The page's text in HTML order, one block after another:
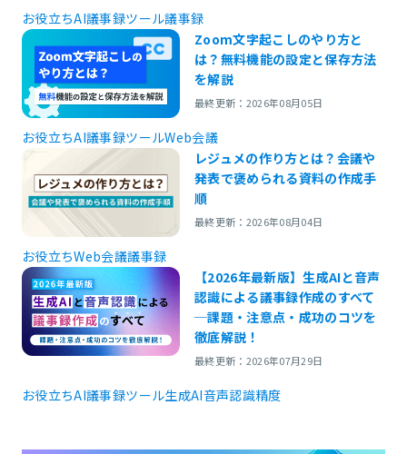
お役立ちAI議事録ツール議事録
Zoom文字起こしのやり方と
は？無料機能の設定と保存方法
を解説
最終更新：2026年08月05日
お役立ちAI議事録ツールWeb会議
レジュメの作り方とは？会議や
発表で褒められる資料の作成手
順
最終更新：2026年08月04日
お役立ちWeb会議議事録
【2026年最新版】生成AIと音声
認識による議事録作成のすべて
─課題・注意点・成功のコツを
徹底解説！
最終更新：2026年07月29日
お役立ちAI議事録ツール生成AI音声認識精度